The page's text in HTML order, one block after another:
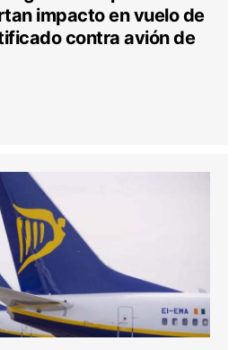
impacto en vuelo de
contra avión de